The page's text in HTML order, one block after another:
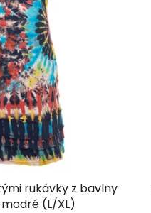
rukávky z bavlny
(L/XL)